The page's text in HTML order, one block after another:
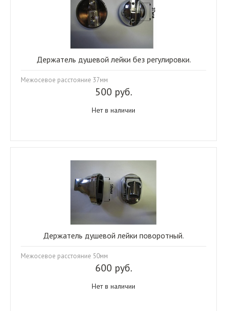
500 руб.
Нет в наличии
Держатель душевой лейки без регулировки.
Межосевое расстояние 37мм
600 руб.
Нет в наличии
Держатель душевой лейки поворотный.
Межосевое расстояние 50мм